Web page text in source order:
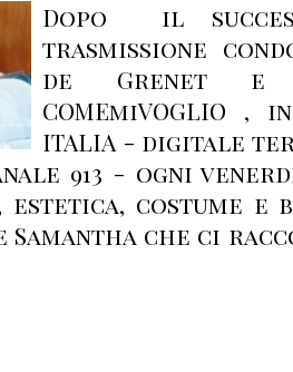
Dopo il
trasmissione
de Grenet e
COMEmiVOGLIO ,
ITALIA - digitale
913 - ogni
costume e
Samantha che ci